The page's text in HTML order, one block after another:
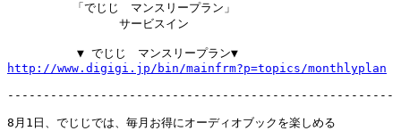
「でじじ　マンスリープラン」
サービスイン
http://www.digigi.jp/bin/mainfrm?p=topics/monthlyplan
------------------------------------------------------
8月1日、でじじでは、毎月お得にオーディオブックを楽しめる